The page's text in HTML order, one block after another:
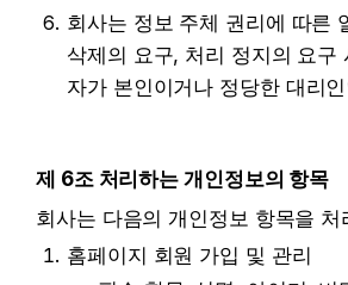
회사는 정보 주체 권리에 따른
삭제의 요구, 처리 정지의 요구
자가 본인이거나 정당한 대리
제 6조 처리하는 개인정보의 항목
회사는 다음의 개인정보 항목을 처
홈페이지 회원 가입 및 관리